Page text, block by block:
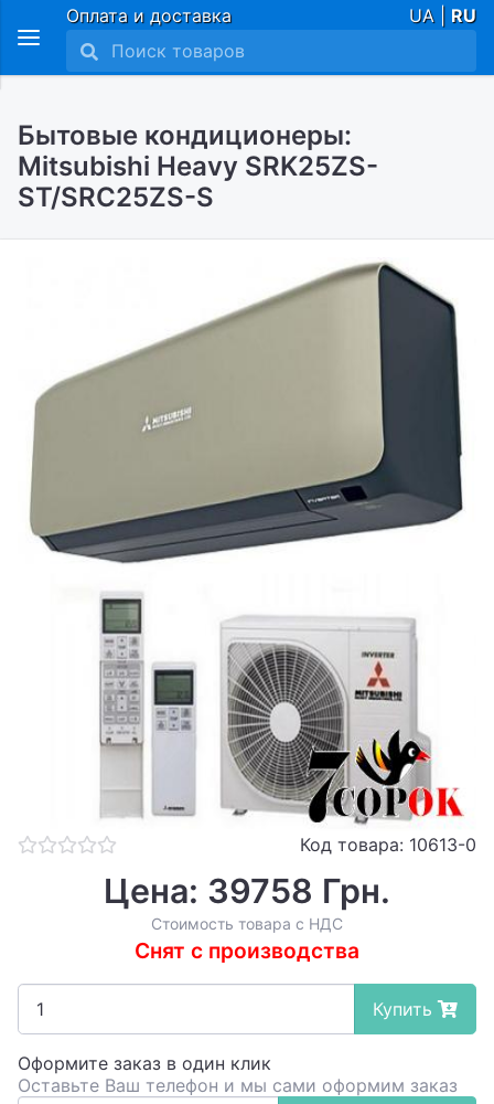
Оплата и доставка UA | RU
Бытовые кондиционеры:
Mitsubishi Heavy SRK25ZS-
ST/SRC25ZS-S
Код товара: 10613-0
Цена: 39758 Грн.
Стоимость товара с НДС
Снят с производства
Купить
Оформите заказ в один клик
Оставьте Ваш телефон и мы сами оформим заказ